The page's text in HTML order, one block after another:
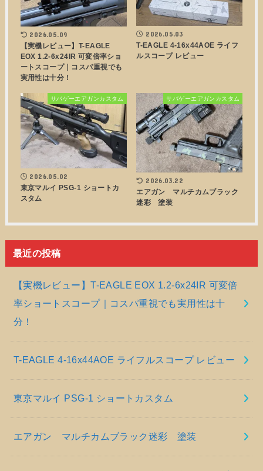
2026.05.09
【実機レビュー】T-EAGLE
EOX 1.2-6x24IR 可変倍率ショ
ートスコープ｜コスパ重視でも
実用性は十分！
2026.05.03
T-EAGLE 4-16x44AOE ライフ
ルスコープ レビュー
サバゲーエアガンカスタム
2026.05.02
東京マルイ PSG-1 ショートカ
スタム
サバゲーエアガンカスタム
2026.03.22
エアガン マルチカムブラック
迷彩 塗装
最近の投稿
【実機レビュー】T-EAGLE EOX 1.2-6x24IR 可変倍
率ショートスコープ｜コスパ重視でも実用性は十
分！
T-EAGLE 4-16x44AOE ライフルスコープ レビュー
東京マルイ PSG-1 ショートカスタム
エアガン マルチカムブラック迷彩 塗装